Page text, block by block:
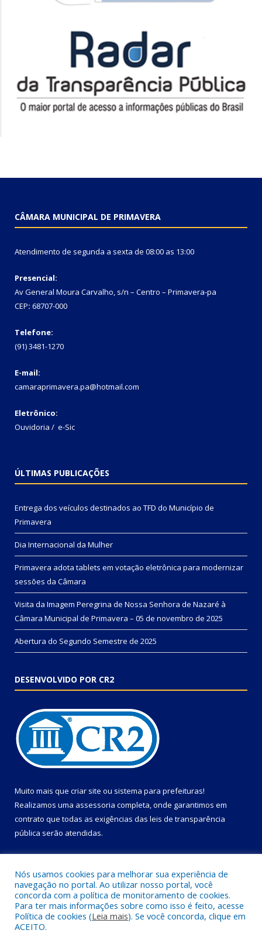
CÂMARA MUNICIPAL DE PRIMAVERA
Atendimento de segunda a sexta de 08:00 as 13:00
Presencial:
Av General Moura Carvalho, s/n – Centro – Primavera-pa
CEP: 68707-000
Telefone:
(91) 3481-1270
E-mail:
camaraprimavera.pa@hotmail.com
Eletrônico:
Ouvidoria / e-Sic
ÚLTIMAS PUBLICAÇÕES
Entrega dos veículos destinados ao TFD do Município de
Primavera
Dia Internacional da Mulher
Primavera adota tablets em votação eletrônica para modernizar
sessões da Câmara
Visita da Imagem Peregrina de Nossa Senhora de Nazaré à
Câmara Municipal de Primavera – 05 de novembro de 2025
Abertura do Segundo Semestre de 2025
DESENVOLVIDO POR CR2
Muito mais que criar site ou sistema para prefeituras!
Realizamos uma assessoria completa, onde garantimos em
contrato que todas as exigências das leis de transparência
pública serão atendidas.
Todos os direitos reservados a Câmara Municipal de Primavera.
Nós usamos cookies para melhorar sua experiência de
navegação no portal. Ao utilizar nosso portal, você
concorda com a política de monitoramento de cookies.
Para ter mais informações sobre como isso é feito, acesse
Política de cookies (Leia mais). Se você concorda, clique em
ACEITO.